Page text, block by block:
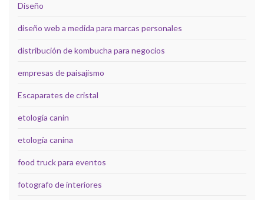
Diseño
diseño web a medida para marcas personales
distribución de kombucha para negocios
empresas de paisajismo
Escaparates de cristal
etología canin
etología canina
food truck para eventos
fotografo de interiores